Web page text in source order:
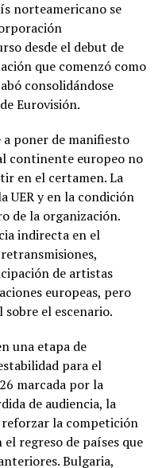
norteamericano se
desde el debut de
que comenzó como
consolidándose
Eurovisión.
a poner de manifiesto
continente europeo no
en el certamen. La
UER y en la condición
de la organización.
indirecta en el
de artistas
europeas, pero
el escenario.
una etapa de
para el
marcada por la
de audiencia, la
reforzar la competición
regreso de países que
Bulgaria,